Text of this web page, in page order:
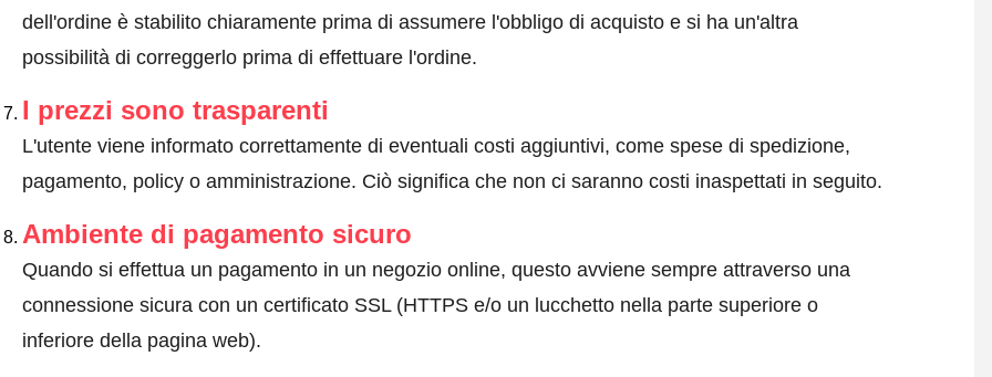
dell'ordine è stabilito chiaramente prima di assumere l'obbligo di acquisto e si ha un'altra
possibilità di correggerlo prima di effettuare l'ordine.
I prezzi sono trasparenti
L'utente viene informato correttamente di eventuali costi aggiuntivi, come spese di spedizione,
pagamento, policy o amministrazione. Ciò significa che non ci saranno costi inaspettati in seguito.
Ambiente di pagamento sicuro
Quando si effettua un pagamento in un negozio online, questo avviene sempre attraverso una
connessione sicura con un certificato SSL (HTTPS e/o un lucchetto nella parte superiore o
inferiore della pagina web).